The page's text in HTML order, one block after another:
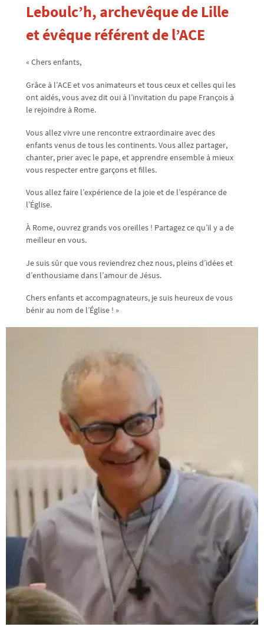
Leboulc’h, archevêque de Lille
et évêque référent de l’ACE
« Chers enfants,
Grâce à l’ACE et vos animateurs et tous ceux et celles qui les
ont aidés, vous avez dit oui à l’invitation du pape François à
le rejoindre à Rome.
Vous allez vivre une rencontre extraordinaire avec des
enfants venus de tous les continents. Vous allez partager,
chanter, prier avec le pape, et apprendre ensemble à mieux
vous respecter entre garçons et filles.
Vous allez faire l’expérience de la joie et de l’espérance de
l’Église.
À Rome, ouvrez grands vos oreilles ! Partagez ce qu’il y a de
meilleur en vous.
Je suis sûr que vous reviendrez chez nous, pleins d’idées et
d’enthousiame dans l’amour de Jésus.
Chers enfants et accompagnateurs, je suis heureux de vous
bénir au nom de l’Église ! »